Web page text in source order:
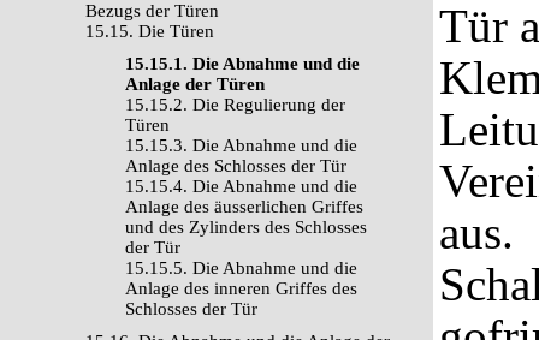
Bezugs der Türen
15.15. Die Türen
15.15.1. Die Abnahme und die
Anlage der Türen
15.15.2. Die Regulierung der
Türen
15.15.3. Die Abnahme und die
Anlage des Schlosses der Tür
15.15.4. Die Abnahme und die
Anlage des äusserlichen Griffes
und des Zylinders des Schlosses
der Tür
15.15.5. Die Abnahme und die
Anlage des inneren Griffes des
Schlosses der Tür
Tür
aus.